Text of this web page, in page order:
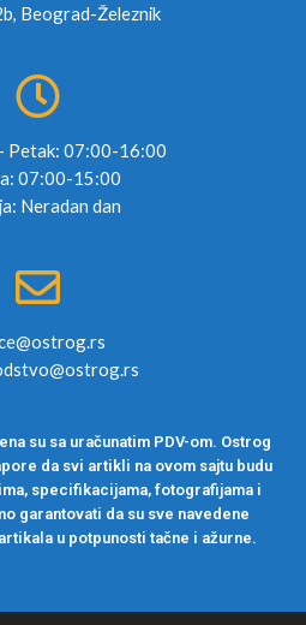
Beograd-Železnik
Petak: 07:00-16:00
07:00-15:00
Neradan dan
su sa uračunatim PDV-om. Ostrog
da svi artikli na ovom sajtu budu
specifikacijama, fotografijama i
garantovati da su sve navedene
u potpunosti tačne i ažurne.